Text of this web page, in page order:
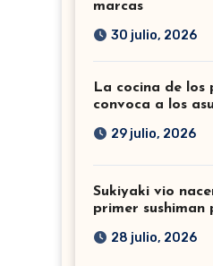
marcas
30 julio, 2026
La cocina de los
convoca a los
29 julio, 2026
Sukiyaki vio
primer sushiman
28 julio, 2026